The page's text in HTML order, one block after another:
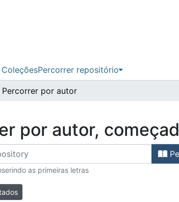
Percorrer repositório
Percorrer por autor
por autor,
as primeiras letras